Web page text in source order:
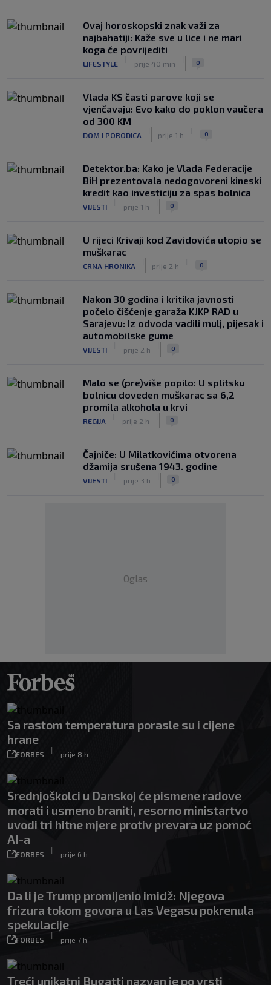
Ovaj horoskopski znak važi za
najbahatiji: Kaže sve u lice i ne mari
koga će povrijediti
LIFESTYLE prije 40 min 0
Vlada KS časti parove koji se
vjenčavaju: Evo kako do poklon vaučera
od 300 KM
DOM I PORODICA prije 1 h 0
Detektor.ba: Kako je Vlada Federacije
BiH prezentovala nedogovoreni kineski
kredit kao investiciju za spas bolnica
VIJESTI prije 1 h 0
U rijeci Krivaji kod Zavidovića utopio se
muškarac
CRNA HRONIKA prije 2 h 0
Nakon 30 godina i kritika javnosti
počelo čišćenje garaža KJKP RAD u
Sarajevu: Iz odvoda vadili mulj, pijesak i
automobilske gume
VIJESTI prije 2 h 0
Malo se (pre)više popilo: U splitsku
bolnicu doveden muškarac sa 6,2
promila alkohola u krvi
REGIJA prije 2 h 0
Čajniče: U Milatkovićima otvorena
džamija srušena 1943. godine
VIJESTI prije 3 h 0
Oglas
Sa rastom temperatura porasle su i cijene
hrane
FORBES
|
prije 8 h
Srednjoškolci u Danskoj će pismene radove
morati i usmeno braniti, resorno ministartvo
uvodi tri hitne mjere protiv prevara uz pomoć
AI-a
FORBES
|
prije 6 h
Da li je Trump promijenio imidž: Njegova
frizura tokom govora u Las Vegasu pokrenula
spekulacije
FORBES
|
prije 7 h
Treći unikatni Bugatti nazvan je po vrsti